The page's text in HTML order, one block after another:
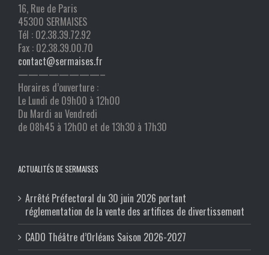
16, Rue de Paris
45300 SERMAISES
Tél : 02.38.39.72.92
Fax : 02.38.39.00.70
contact@sermaises.fr
————————–
Horaires d’ouverture :
Le Lundi de 09h00 à 12h00
Du Mardi au Vendredi
de 08h45 à 12h00 et de 13h30 à 17h30
ACTUALITÉS DE SERMAISES
Arrêté Préfectoral du 30 juin 2026 portant
réglementation de la vente des artifices de divertissement
CADO Théâtre d’Orléans Saison 2026-2027